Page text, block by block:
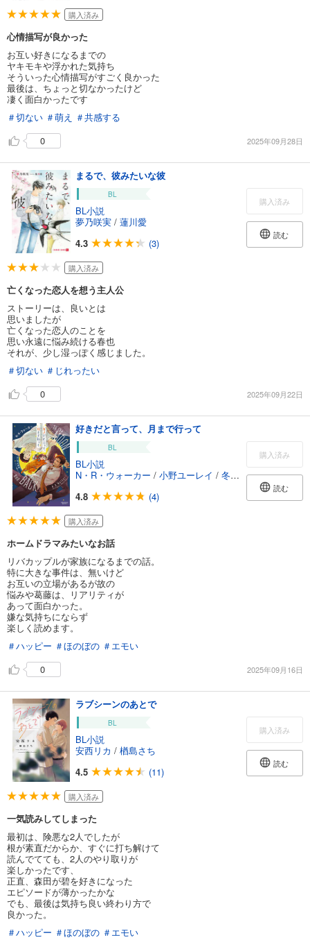
購入済み
心情描写が良かった
お互い好きになるまでの
ヤキモキや浮かれた気持ち
そういった心情描写がすごく良かった
最後は、ちょっと切なかったけど
凄く面白かったです
＃切ない ＃萌え ＃共感する
0
2025年09月28日
まるで、彼みたいな彼
BL
BL小説
夢乃咲実 / 蓮川愛
4.3
(3)
購入済み
読む
購入済み
亡くなった恋人を想う主人公
ストーリーは、良いとは
思いましたが
亡くなった恋人のことを
思い永遠に悩み続ける春也
それが、少し湿っぽく感じました。
＃切ない ＃じれったい
0
2025年09月22日
好きだと言って、月まで行って
BL
BL小説
N・R・ウォーカー / 小野ユーレイ / 冬斗亜紀
4.8
(4)
購入済み
読む
購入済み
ホームドラマみたいなお話
リバカップルが家族になるまでの話。
特に大きな事件は、無いけど
お互いの立場があるが故の
悩みや葛藤は、リアリティが
あって面白かった。
嫌な気持ちにならず
楽しく読めます。
＃ハッピー ＃ほのぼの ＃エモい
0
2025年09月16日
ラブシーンのあとで
BL
BL小説
安西リカ / 楢島さち
4.5
(11)
購入済み
読む
購入済み
一気読みしてしまった
最初は、険悪な2人でしたが
根が素直だからか、すぐに打ち解けて
読んでてても、2人のやり取りが
楽しかったです、
正直、森田が碧を好きになった
エピソードが薄かったかな
でも、最後は気持ち良い終わり方で
良かった。
＃ハッピー ＃ほのぼの ＃エモい